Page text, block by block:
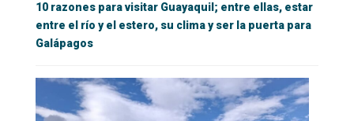
10 razones para visitar Guayaquil; entre ellas, estar
entre el río y el estero, su clima y ser la puerta para
Galápagos